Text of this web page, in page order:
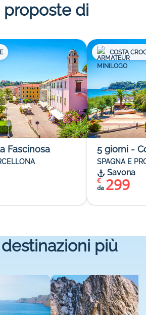
proposte di
Fascinosa
COSTA
5 giorni -
SPAGNA E
Savona
da 299
€
più